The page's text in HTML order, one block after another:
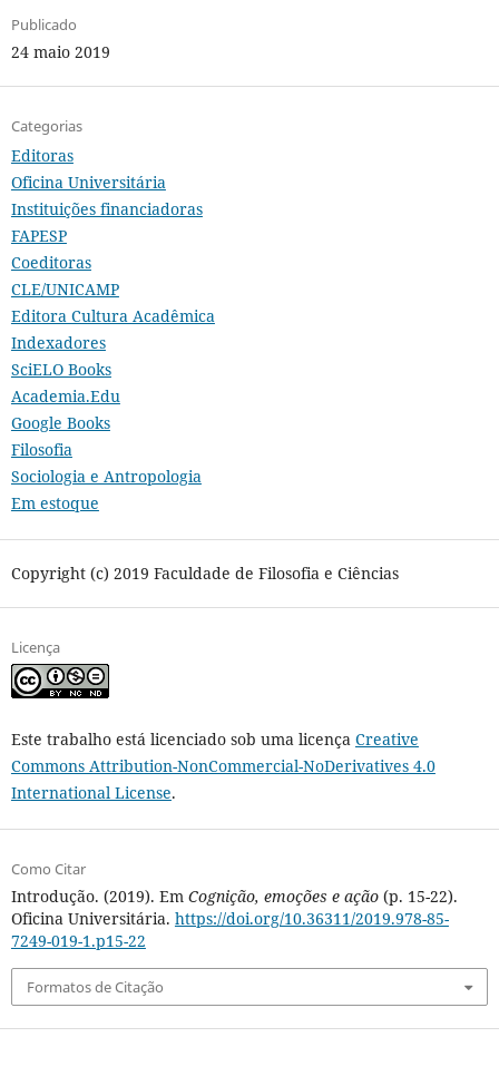
Publicado
24 maio 2019
Categorias
Editoras
Oficina Universitária
Instituições financiadoras
FAPESP
Coeditoras
CLE/UNICAMP
Editora Cultura Acadêmica
Indexadores
SciELO Books
Academia.Edu
Google Books
Filosofia
Sociologia e Antropologia
Em estoque
Copyright (c) 2019 Faculdade de Filosofia e Ciências
Licença
Este trabalho está licenciado sob uma licença Creative
Commons Attribution-NonCommercial-NoDerivatives 4.0
International License.
Como Citar
Introdução. (2019). Em Cognição, emoções e ação(p. 15-22).
Oficina Universitária. https://doi.org/10.36311/2019.978-85-
7249-019-1.p15-22
Formatos de Citação